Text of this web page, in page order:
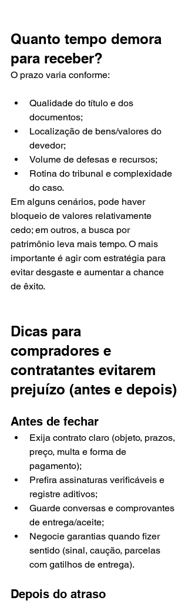
Quanto tempo demora
para receber?
O prazo varia conforme:
Qualidade do título e dos
documentos;
Localização de bens/valores do
devedor;
Volume de defesas e recursos;
Rotina do tribunal e complexidade
do caso.
Em alguns cenários, pode haver
bloqueio de valores relativamente
cedo; em outros, a busca por
patrimônio leva mais tempo. O mais
importante é agir com estratégia para
evitar desgaste e aumentar a chance
de êxito.
Dicas para
compradores e
contratantes evitarem
prejuízo (antes e depois)
Antes de fechar
Exija contrato claro (objeto, prazos,
preço, multa e forma de
pagamento);
Prefira assinaturas verificáveis e
registre aditivos;
Guarde conversas e comprovantes
de entrega/aceite;
Negocie garantias quando fizer
sentido (sinal, caução, parcelas
com gatilhos de entrega).
Depois do atraso